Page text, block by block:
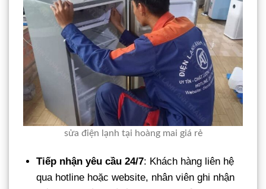
sửa điện lạnh tại hoàng mai giá rẻ
Tiếp nhận yêu cầu 24/7: Khách hàng liên hệ
qua hotline hoặc website, nhân viên ghi nhận